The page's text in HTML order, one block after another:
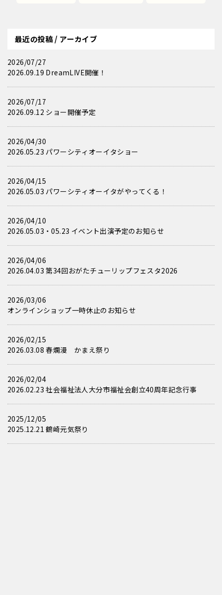
最近の投稿 / アーカイブ
2026/07/27
2026.09.19 DreamLIVE開催！
2026/07/17
2026.09.12 ショー開催予定
2026/04/30
2026.05.23 パワーシティオーイタショー
2026/04/15
2026.05.03 パワーシティオーイタがやってくる！
2026/04/10
2026.05.03・05.23 イベント出演予定のお知らせ
2026/04/06
2026.04.03 第34回おがたチューリップフェスタ2026
2026/03/06
オンラインショップ一時休止のお知らせ
2026/02/15
2026.03.08 春爛漫 かまえ祭り
2026/02/04
2026.02.23 社会福祉法人大分市福祉会創立40周年記念行事
2025/12/05
2025.12.21 鶴崎元気祭り